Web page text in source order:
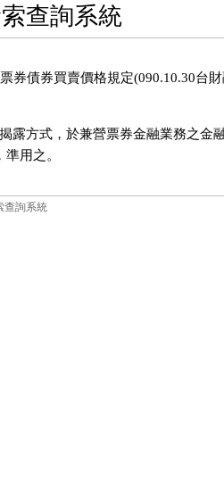
查詢系統
券債券買賣價格規定(090.10.30台
露方式，於兼營票券金融業務之金
查詢系統